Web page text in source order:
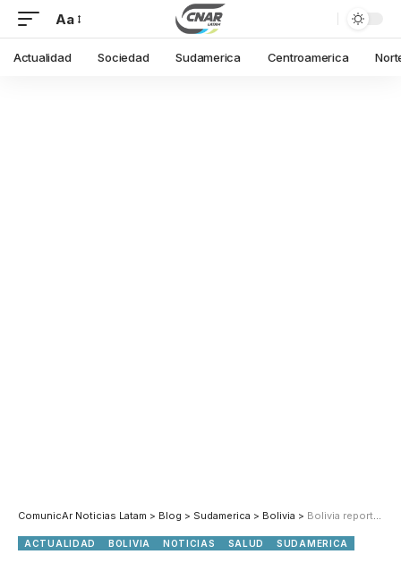
Aa
Actualidad Sociedad Sudamerica Centroamerica
ComunicAr Noticias Latam > Blog > Sudamerica > Bolivia > Bolivia reporta 119 casos de sarampión
ACTUALIDAD BOLIVIA NOTICIAS SALUD SUDAMERICA